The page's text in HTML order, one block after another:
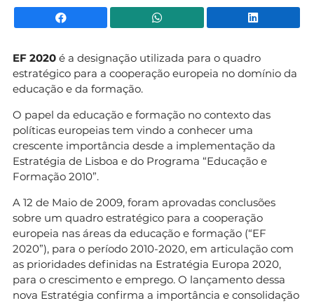
Facebook WhatsApp
EF 2020 é a designação utilizada para o quadro
estratégico para a cooperação europeia no domínio da
educação e da formação.
O papel da educação e formação no contexto das
políticas europeias tem vindo a conhecer uma
crescente importância desde a implementação da
Estratégia de Lisboa e do Programa “Educação e
Formação 2010”.
A 12 de Maio de 2009, foram aprovadas conclusões
sobre um quadro estratégico para a cooperação
europeia nas áreas da educação e formação (“EF
2020”), para o período 2010-2020, em articulação com
as prioridades definidas na Estratégia Europa 2020,
para o crescimento e emprego. O lançamento dessa
nova Estratégia confirma a importância e consolidação